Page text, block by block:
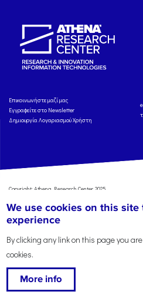
Eπικοινωνήστε μαζί μας
Εγγραφείτε στο Newsletter
Δημιουργία Λογαριασμού Χρήστη
Copyright: Athena Research Center, 2025
We use cookies on this
experience
By clicking any link on this page you
cookies.
More info